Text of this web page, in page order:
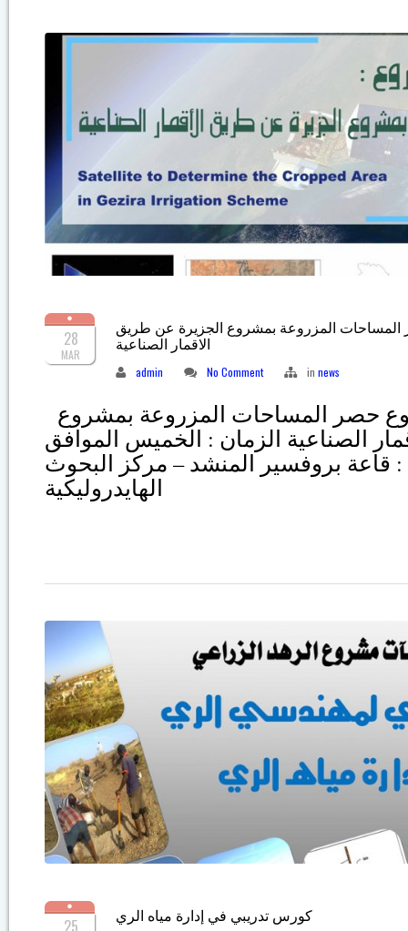
28
MAR
المساحات المزروعة بمشروع الجزيرة عن طريق
الاقمار الصناعية
admin No Comment in news
الصناعية الزمان : الخميس الموافق
المكان : قاعة بروفسير المنشد – مركز البحوث
25
كورس تدريبي في إدارة مياه الري